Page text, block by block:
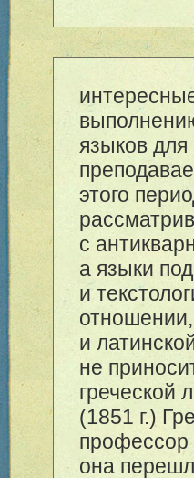
языков
этого
с
а языки
и
и
не
греческой
(1851 г.)
профессор
она